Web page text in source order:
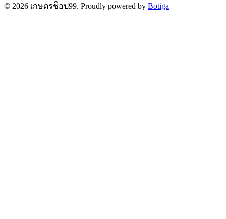
© 2026 เกษตรช็อป99. Proudly powered by Botiga